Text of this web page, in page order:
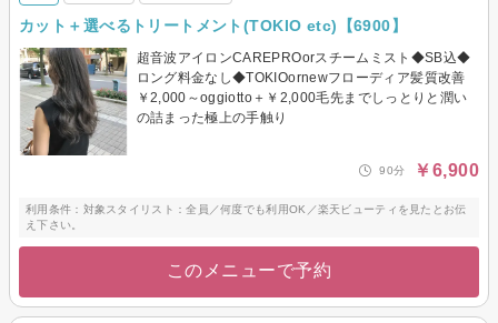
カット＋選べるトリートメント(TOKIO etc)【6900】
超音波アイロンCAREPROorスチームミスト◆SB込◆
ロング料金なし◆TOKIOornewフローディア髪質改善
￥2,000～oggiotto＋￥2,000毛先までしっとりと潤い
の詰まった極上の手触り
90分 ￥6,900
利用条件：対象スタイリスト：全員／何度でも利用OK／楽天ビューティを見たとお伝
え下さい。
このメニューで予約